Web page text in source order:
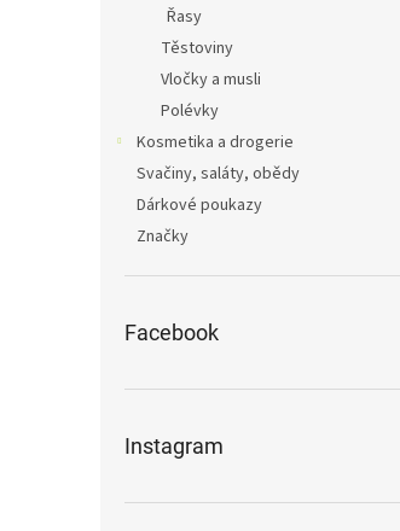
Řasy
Těstoviny
Vločky a musli
Polévky
Kosmetika a drogerie
Svačiny, saláty, obědy
Dárkové poukazy
Značky
Facebook
Instagram